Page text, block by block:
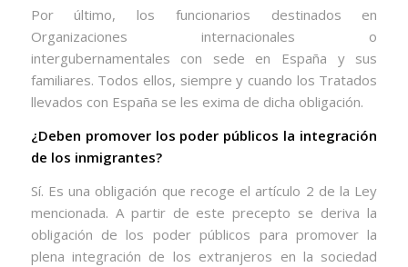
Por último, los funcionarios destinados en
Organizaciones internacionales o
intergubernamentales con sede en España y sus
familiares. Todos ellos, siempre y cuando los Tratados
llevados con España se les exima de dicha obligación.
¿Deben promover los poder públicos la integración
de los inmigrantes?
Sí. Es una obligación que recoge el artículo 2 de la Ley
mencionada. A partir de este precepto se deriva la
obligación de los poder públicos para promover la
plena integración de los extranjeros en la sociedad